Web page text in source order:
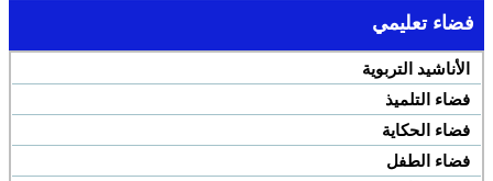
فضاء تعليمي
الأناشيد التربوية
فضاء التلميذ
فضاء الحكاية
فضاء الطفل